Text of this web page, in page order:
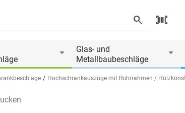
Glas- und
Metallbaubeschläge
Hochschrankauszüge mit Rohrrahmen /